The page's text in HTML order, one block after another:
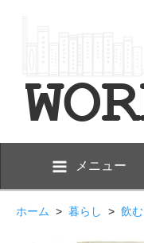
メニュー
ホーム > 暮らし > 飲む